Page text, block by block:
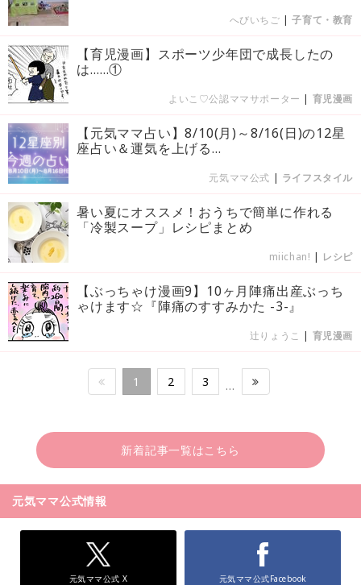
へびいちご |子育て・教育
【育児漫画】スポーツ少年団で成長したの
は……①
よいこ♡公認ママサポーター | 育児漫画
【元気ママ占い】8/10(月)～8/16(日)の12星
座占い＆運気を上げる...
元気ママ公式 | ライフスタイル
暑い夏にオススメ！おうちで簡単に作れる
「冷製スープ」レシピまとめ
miichan! | レシピ
【ぶっちゃけ漫画9】10ヶ月陣痛出産ぶっち
ゃけます☆『陣痛のすすみかた -3-』
辻りょうこ | 育児漫画
1 2 3 …
新着記事一覧はこちら
元気ママ公式情報
元気ママ公式 X 元気ママ公式Facebook